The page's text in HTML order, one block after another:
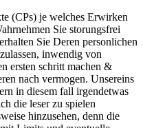
(CPs) je welches Erwirken
Sie storungsfrei
Sie Deren personlichen
inwendig von
ersten schritt machen &
nach vermogen. Unsereins
in diesem fall irgendetwas
die leser zu spielen
hinzusehen, denn die